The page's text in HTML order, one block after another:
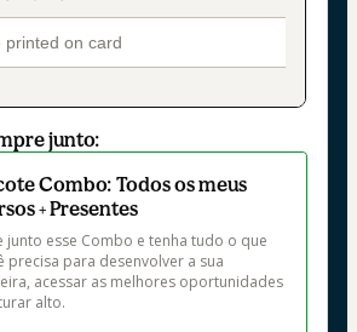
junto:
Combo: Todos os meus
+ Presentes
junto esse Combo e tenha tudo o que
precisa para desenvolver a sua
acessar as melhores oportunidades
alto.